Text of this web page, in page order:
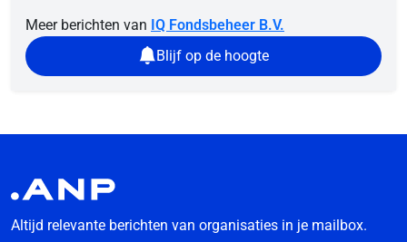
Meer berichten van IQ Fondsbeheer B.V.
Blijf op de hoogte
Altijd relevante berichten van organisaties in je mailbox.